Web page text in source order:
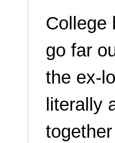
College
go far
the ex-
literally